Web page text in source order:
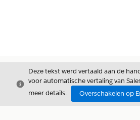
Sluiten
Deze tekst werd vertaald aan de
voor automatische vertaling van
meer details.
Overschakelen op